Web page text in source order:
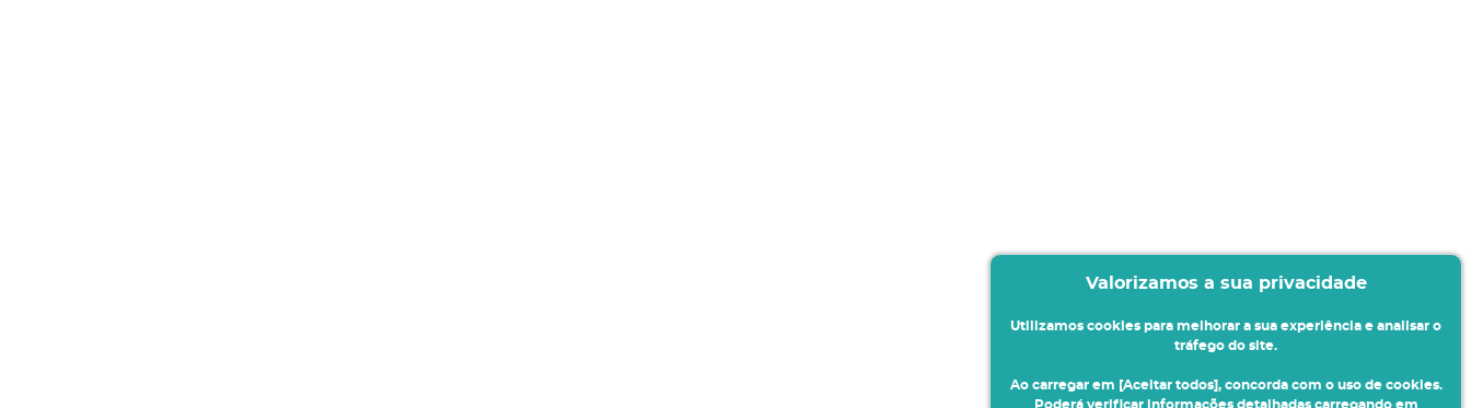
Valorizamos a sua privacidade
Utilizamos cookies para melhorar a sua experiência e analisar o
tráfego do site.
Ao carregar em [Aceitar todos], concorda com o uso de cookies.
Poderá verificar informações detalhadas carregando em